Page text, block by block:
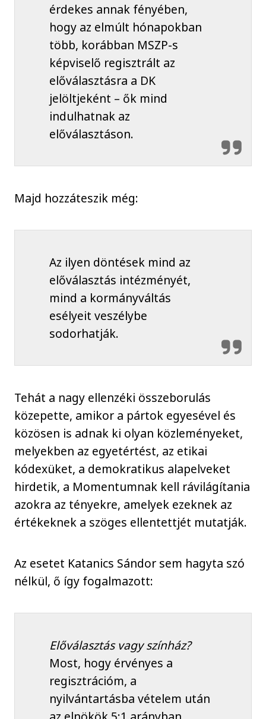
érdekes annak fényében,
hogy az elmúlt hónapokban
több, korábban MSZP-s
képviselő regisztrált az
előválasztásra a DK
jelöltjeként – ők mind
indulhatnak az
előválasztáson.
Majd hozzáteszik még:
Az ilyen döntések mind az
előválasztás intézményét,
mind a kormányváltás
esélyeit veszélybe
sodorhatják.
Tehát a nagy ellenzéki összeborulás
közepette, amikor a pártok egyesével és
közösen is adnak ki olyan közleményeket,
melyekben az egyetértést, az etikai
kódexüket, a demokratikus alapelveket
hirdetik, a Momentumnak kell rávilágítania
azokra az tényekre, amelyek ezeknek az
értékeknek a szöges ellentettjét mutatják.
Az esetet Katanics Sándor sem hagyta szó
nélkül, ő így fogalmazott:
Előválasztás vagy színház?
Most, hogy érvényes a
regisztrációm, a
nyilvántartásba vételem után